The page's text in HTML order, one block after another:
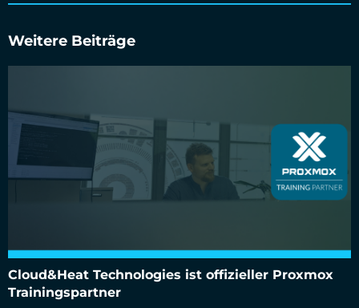
Weitere Beiträge
Cloud&Heat Technologies ist offizieller Proxmox
Trainingspartner
Cloud&Heat Technologies ist offizieller Proxmox